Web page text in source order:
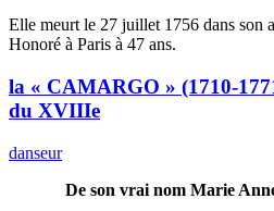
Elle meurt le 27 juillet 1756 dans son
Honoré à Paris à 47 ans.
la « CAMARGO » (1710-
du XVIIIe
danseur
De son vrai nom Marie